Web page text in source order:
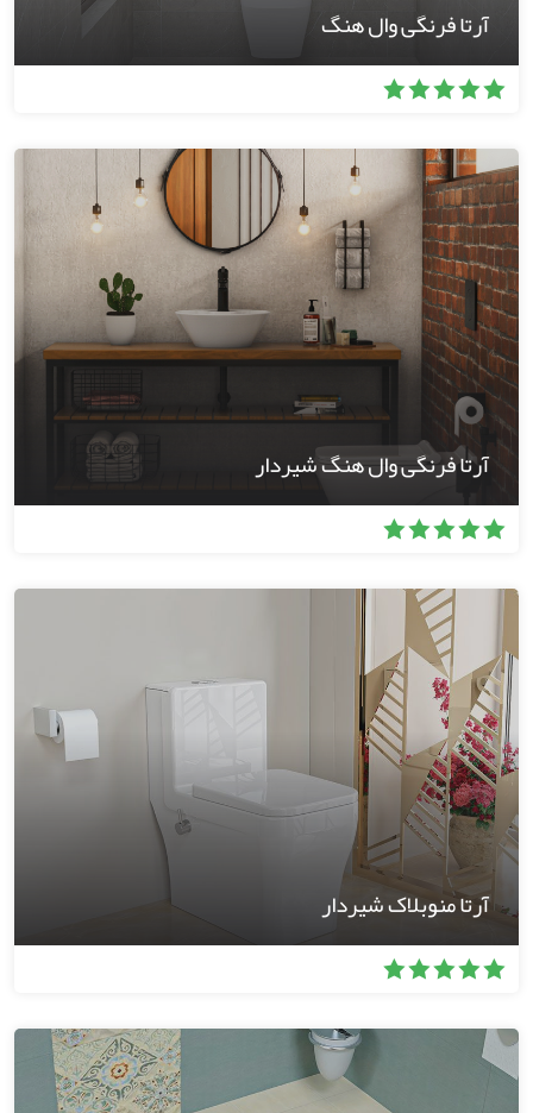
آرتا فرنگی وال هنگ
آرتا فرنگی وال هنگ شیردار
آرتا منوبلاک شیردار